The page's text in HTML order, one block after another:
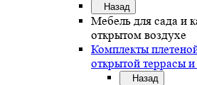
Назад
Мебель для сада и
открытом воздухе
Комплекты
открытой террасы
Назад